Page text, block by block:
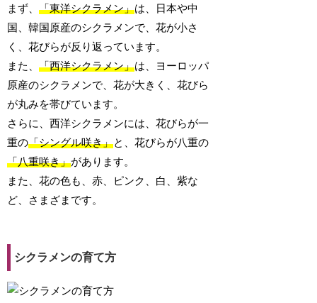
まず、「東洋シクラメン」は、日本や中
国、韓国原産のシクラメンで、花が小さ
く、花びらが反り返っています。
また、「西洋シクラメン」は、ヨーロッパ
原産のシクラメンで、花が大きく、花びら
が丸みを帯びています。
さらに、西洋シクラメンには、花びらが一
重の「シングル咲き」と、花びらが八重の
「八重咲き」があります。
また、花の色も、赤、ピンク、白、紫な
ど、さまざまです。
シクラメンの育て方